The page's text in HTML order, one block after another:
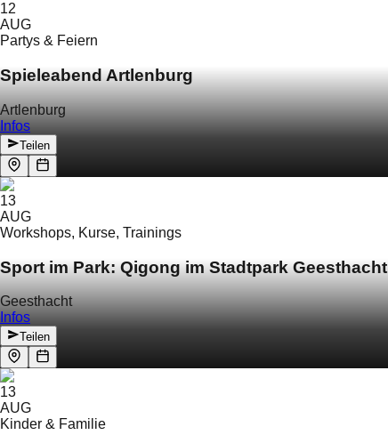
12
AUG
Partys & Feiern
Spieleabend Artlenburg
Artlenburg
Infos
Teilen
13
AUG
Workshops, Kurse, Trainings
Sport im Park: Qigong im Stadtpark Geesthacht
Geesthacht
Infos
Teilen
13
AUG
Kinder & Familie